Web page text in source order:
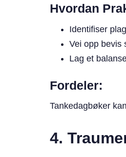
Hvordan
Identifiser
Vei opp bevis
Lag et
Fordeler:
Tankedagbøker
4.